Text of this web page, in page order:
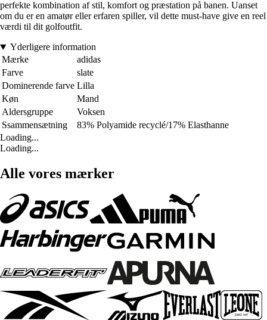
perfekte kombination af stil, komfort og præstation på banen. Uanset
om du er en amatør eller erfaren spiller, vil dette must-have give en reel
værdi til dit golfoutfit.
Yderligere information
Mærke
adidas
Farve
slate
Dominerende farve Lilla
Køn
Mand
Aldersgruppe
Voksen
Ssammensætning
83% Polyamide recyclé/17% Elasthanne
Loading...
Loading...
Alle vores mærker